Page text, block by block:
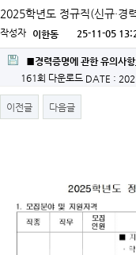
2025학년도 정규직(신규·경
작성자 이한동 25-11-05
■경력증명에 관한 유의사
161회 다운로드 DATE :
이전글 다음글